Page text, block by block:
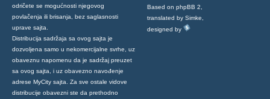
odričete se mogućnosti njegovog
povlačenja ili brisanja, bez saglasnosti
uprave sajta.
Distribucija sadržaja sa ovog sajta je
dozvoljena samo u nekomercijalne svrhe, uz
obaveznu napomenu da je sadržaj preuzet
sa ovog sajta, i uz obavezno navođenje
adrese MyCity sajta. Za sve ostale vidove
distribucije obavezni ste da prethodno
Based on phpBB 2,
translated by Simke,
designed by